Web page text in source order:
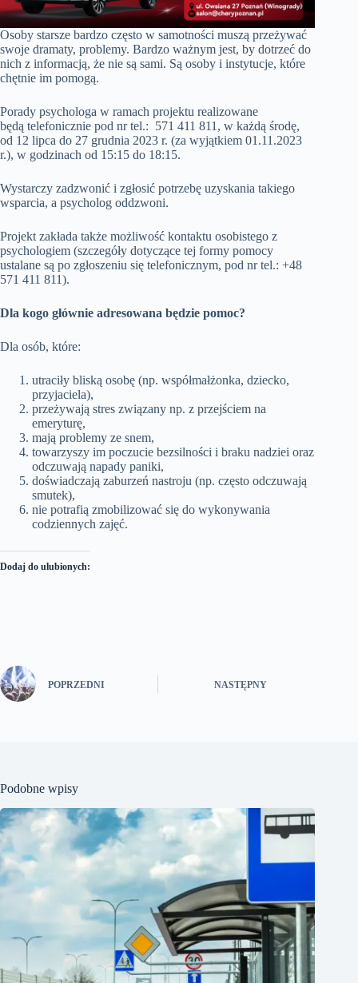
Osoby starsze bardzo często w samotności muszą przeżywać
swoje dramaty, problemy. Bardzo ważnym jest, by dotrzeć do
nich z informacją, że nie są sami. Są osoby i instytucje, które
chętnie im pomogą.
Porady psychologa w ramach projektu realizowane
będą telefonicznie pod nr tel.: 571 411 811, w każdą środę,
od 12 lipca do 27 grudnia 2023 r. (za wyjątkiem 01.11.2023
r.), w godzinach od 15:15 do 18:15.
Wystarczy zadzwonić i zgłosić potrzebę uzyskania takiego
wsparcia, a psycholog oddzwoni.
Projekt zakłada także możliwość kontaktu osobistego z
psychologiem (szczegóły dotyczące tej formy pomocy
ustalane są po zgłoszeniu się telefonicznym, pod nr tel.: +48
571 411 811).
Dla kogo głównie adresowana będzie pomoc?
Dla osób, które:
utraciły bliską osobę (np. współmałżonka, dziecko,
przyjaciela),
przeżywają stres związany np. z przejściem na
emeryturę,
mają problemy ze snem,
towarzyszy im poczucie bezsilności i braku nadziei oraz
odczuwają napady paniki,
doświadczają zaburzeń nastroju (np. często odczuwają
smutek),
nie potrafią zmobilizować się do wykonywania
codziennych zajęć.
Dodaj do ulubionych:
POPRZEDNI NASTĘPNY
Podobne wpisy